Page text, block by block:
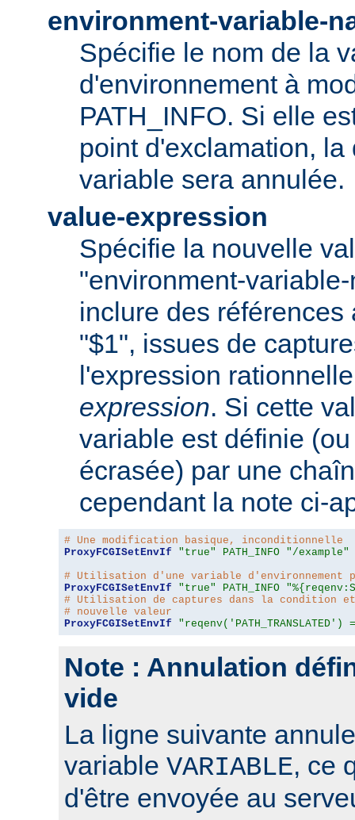
environment-variable-
Spécifie le nom de la
d'environnement à
PATH_INFO. Si elle
point d'exclamation,
variable sera annulée.
value-expression
Spécifie la nouvelle
"environment-
inclure des références
"$1", issues de
l'expression
expression. Si cette
variable est définie
écrasée) par une
cependant la note ci-
# Une modification basique, inconditionnelle
ProxyFCGISetEnvIf
"true" PATH_INFO "/example"
# Utilisation d'une variable d'environnement
ProxyFCGISetEnvIf
"true" PATH_INFO
# Utilisation de captures dans la condition
# nouvelle valeur
ProxyFCGISetEnvIf
Note : Annulation
vide
La ligne suivante
variable VARIABLE, ce
d'être envoyée au